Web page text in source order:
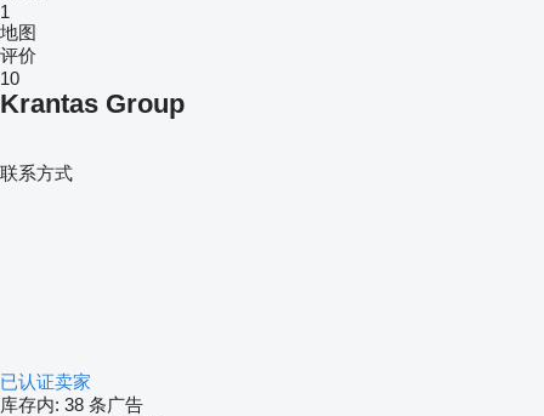
1
地图
评价
10
Krantas Group
联系方式
已认证卖家
库存内: 38 条广告